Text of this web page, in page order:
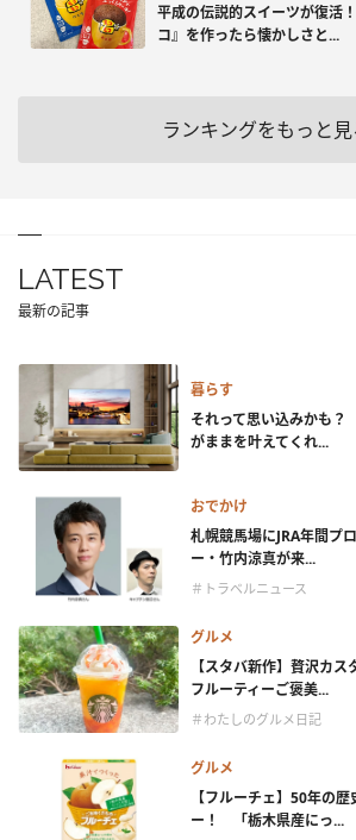
平成の伝説的スイーツが復活
コ』を作ったら懐かしさと...
ランキングをもっと見
LATEST
最新の記事
暮らす
それって思い込みかも
がままを叶えてくれ...
おでかけ
札幌競馬場にJRA年間プ
ー・竹内涼真が来...
＃トラベルニュース
グルメ
【スタバ新作】贅沢カ
フルーティーご褒美...
＃わたしのグルメ日記
グルメ
【フルーチェ】50年の
ー！ 「栃木県産にっ...